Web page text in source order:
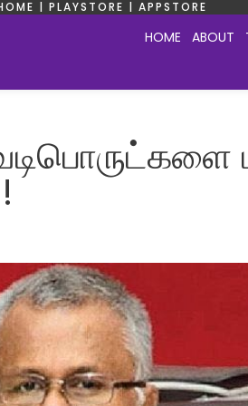
| PLAYSTORE | APPSTORE
HOME ABOUT